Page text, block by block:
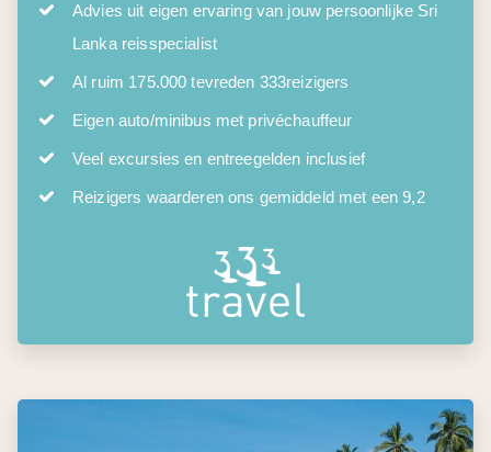
Advies uit eigen ervaring van jouw persoonlijke Sri
Lanka reisspecialist
Al ruim 175.000 tevreden 333reizigers
Eigen auto/minibus met privéchauffeur
Veel excursies en entreegelden inclusief
Reizigers waarderen ons gemiddeld met een 9,2